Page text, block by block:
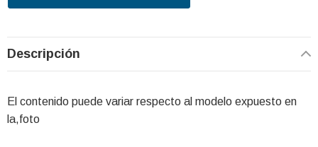
Descripción
El contenido puede variar respecto al modelo expuesto en
la,foto